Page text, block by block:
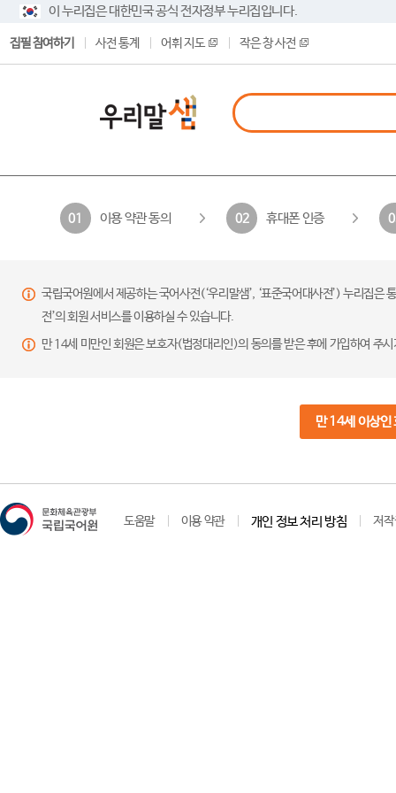
이 누리집은 대한민국 공식 전자정부 누리집입니다.
집필 참여하기 사전 통계 어휘 지도 작은 창 사전
01 이용 약관 동의 02 휴대폰 인증
국립국어원에서 제공하는 국어사전(‘우리말샘’, ‘표준국어대사전’) 누리집
전’의 회원 서비스를 이용하실 수 있습니다.
만 14세 미만인 회원은 보호자(법정대리인)의 동의를 받은 후에 가입하여 주
만 14세 이상인
도움말 이용 약관 개인 정보 처리 방침 저